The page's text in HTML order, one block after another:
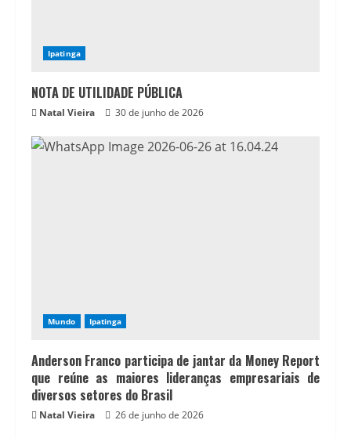
Ipatinga
NOTA DE UTILIDADE PÚBLICA
Natal Vieira 30 de junho de 2026
Mundo Ipatinga
Anderson Franco participa de jantar da Money Report
que reúne as maiores lideranças empresariais de
diversos setores do Brasil
Natal Vieira 26 de junho de 2026